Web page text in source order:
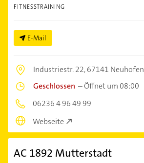
FITNESSTRAINING
E-Mail
Industriestr. 22,67141 Neuhofen
Geschlossen –Öffnet um 08:00
06236 4 96 49 99
Webseite
AC 1892 Mutterstadt